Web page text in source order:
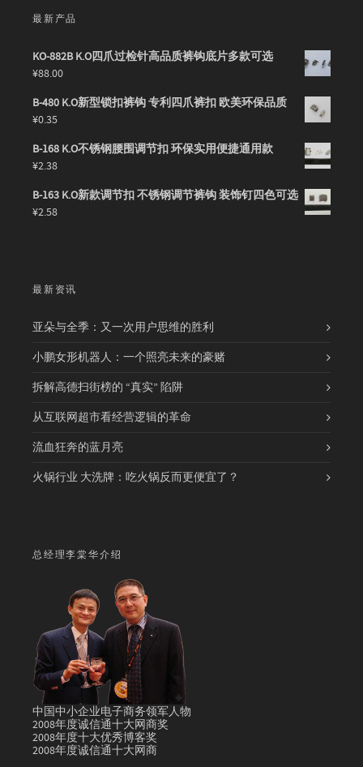
最新产品
KO-882B K.O四爪过检针高品质裤钩底片多款可选
¥88.00
B-480 K.O新型锁扣裤钩 专利四爪裤扣 欧美环保品质
¥0.35
B-168 K.O不锈钢腰围调节扣 环保实用便捷通用款
¥2.38
B-163 K.O新款调节扣 不锈钢调节裤钩 装饰钉四色可选
¥2.58
最新资讯
亚朵与全季：又一次用户思维的胜利
小鹏女形机器人：一个照亮未来的豪赌
拆解高德扫街榜的 “真实” 陷阱
从互联网超市看经营逻辑的革命
流血狂奔的蓝月亮
火锅行业 大洗牌：吃火锅反而更便宜了？
总经理李棠华介绍
中国中小企业电子商务领军人物
2008年度诚信通十大网商奖
2008年度十大优秀博客奖
2008年度诚信通十大网商